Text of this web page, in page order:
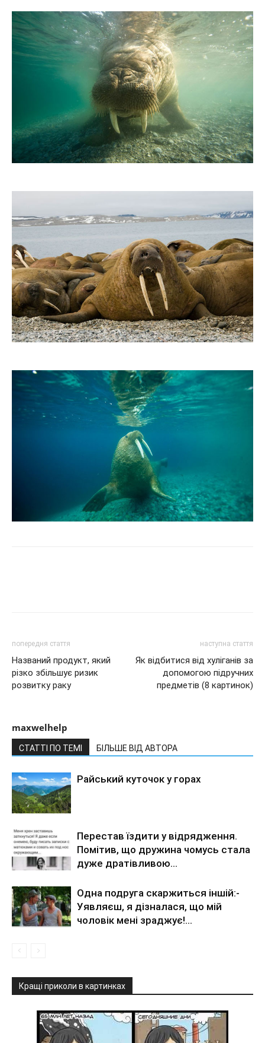
попередня стаття
Названий продукт, який
різко збільшує ризик
розвитку раку
наступна стаття
Як відбитися від хуліганів за
допомогою підручних
предметів (8 картинок)
maxwelhelp
СТАТТІ ПО ТЕМІ БІЛЬШЕ ВІД АВТОРА
Райський куточок у горах
Перестав їздити у відрядження.
Помітив, що дружина чомусь стала
дуже дратівливою…
Одна подруга скаржиться іншій:-
Уявляєш, я дізналася, що мій
чоловік мені зраджує!…
Кращі приколи в картинках